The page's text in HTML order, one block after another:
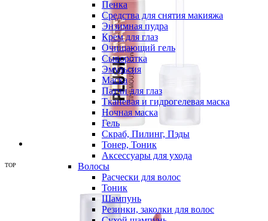
Пенка
Средства для снятия макияжа
Энзимная пудра
Крем для глаз
Очищающий гель
Сыворотка
Эмульсия
Маска
Патчи для глаз
Тканевая и гидрогелевая маска
Ночная маска
Гель
Скраб, Пилинг, Пэды
Тонер, Тоник
Аксессуары для ухода
Волосы
Расчески для волос
Тоник
Шампунь
Резинки, заколки для волос
TOP